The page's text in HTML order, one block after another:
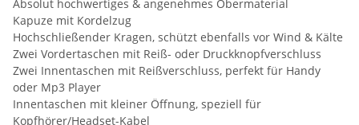
Absolut hochwertiges & angenehmes Obermaterial
Kapuze mit Kordelzug
Hochschließender Kragen, schützt ebenfalls vor Wind & Kälte
Zwei Vordertaschen mit Reiß- oder Druckknopfverschluss
Zwei Innentaschen mit Reißverschluss, perfekt für Handy
oder Mp3 Player
Innentaschen mit kleiner Öffnung, speziell für
Kopfhörer/Headset-Kabel